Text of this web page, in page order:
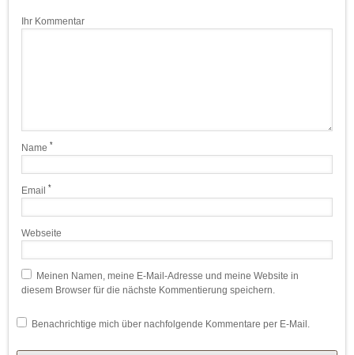
Ihr Kommentar
Name *
Email *
Webseite
Meinen Namen, meine E-Mail-Adresse und meine Website in
diesem Browser für die nächste Kommentierung speichern.
Benachrichtige mich über nachfolgende Kommentare per E-Mail.